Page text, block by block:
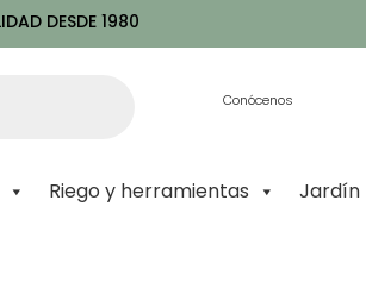
DESDE 1980
Conócenos
Riego y herramientas
Jardín